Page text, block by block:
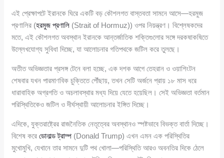
এই প্রেক্ষাপটে ইরানকে ঘিরে একটি বড় কৌশলগত বাস্তবতা সামনে আসে—হরমুজ
প্রণালির (হরমুজ প্রণালি (Strait of Hormuz)) ওপর নিয়ন্ত্রণ। বিশ্লেষকদের
মতে, এই কৌশলগত অবস্থান ইরানকে আন্তর্জাতিক শক্তিগুলোর সঙ্গে দরকষাকষিতে
উল্লেখযোগ্য সুবিধা দিচ্ছে, যা আলোচনার গতিপথকে জটিল করে তুলছে।
অতীত অভিজ্ঞতার প্রসঙ্গ টেনে বলা হচ্ছে, এক দশক আগে তেহরান ও ওয়াশিংটন
শেষবার যখন পারমাণবিক চুক্তিতে পৌঁছায়, তখন সেটি অর্জনে প্রায় ১৮ মাস ধরে
ধারাবাহিক অগ্রগতি ও অচলাবস্থার মধ্য দিয়ে যেতে হয়েছিল। সেই অভিজ্ঞতা বর্তমান
পরিস্থিতিকেও জটিল ও দীর্ঘস্থায়ী আলোচনার ইঙ্গিত দিচ্ছে।
এদিকে, যুক্তরাষ্ট্রের রাজনৈতিক নেতৃত্বের অবস্থানও স্পষ্টভাবে বিভক্ত বার্তা দিচ্ছে।
বিশেষ করেডোনাল্ড ট্রাম্প (Donald Trump) এখন এমন এক পরিস্থিতির
মুখোমুখি, যেখানে তার সামনে দুটি পথ খোলা—পরিস্থিতি আরও অবনতির দিকে ঠেলে